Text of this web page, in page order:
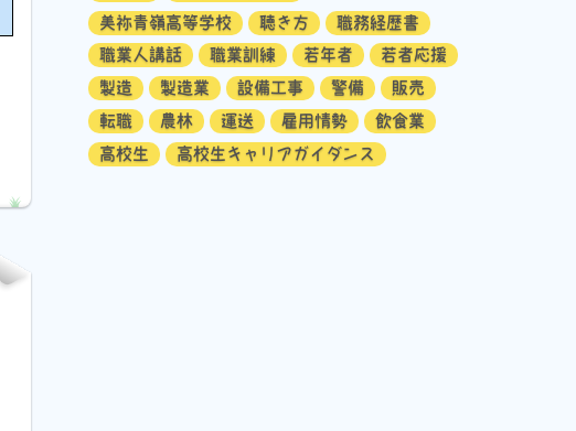
美祢青嶺高等学校
聴き方
職務経歴書
職業人講話
職業訓練 若年者
若者応援
製造
製造業 設備工事 警備
販売
転職
農林 運送 雇用情勢
飲食業
高校生
高校生キャリアガイダンス